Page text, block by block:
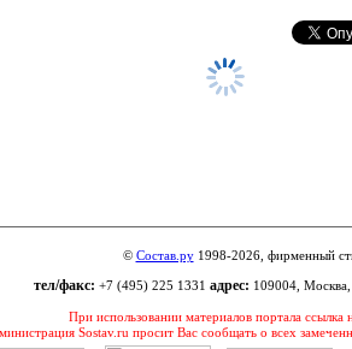
© Состав.ру1998-2026, фирменный
тел/факс: +7 (495) 225 1331 адрес: 109004,
При использовании материалов портала ссылка
Sostav.ru просит Вас сообщать о всех